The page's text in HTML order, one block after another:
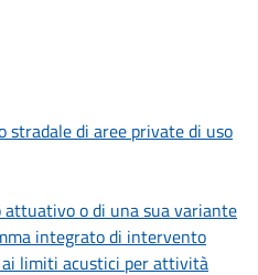
stradale di aree private di uso
attuativo o di una sua variante
integrato di intervento
limiti acustici per attività